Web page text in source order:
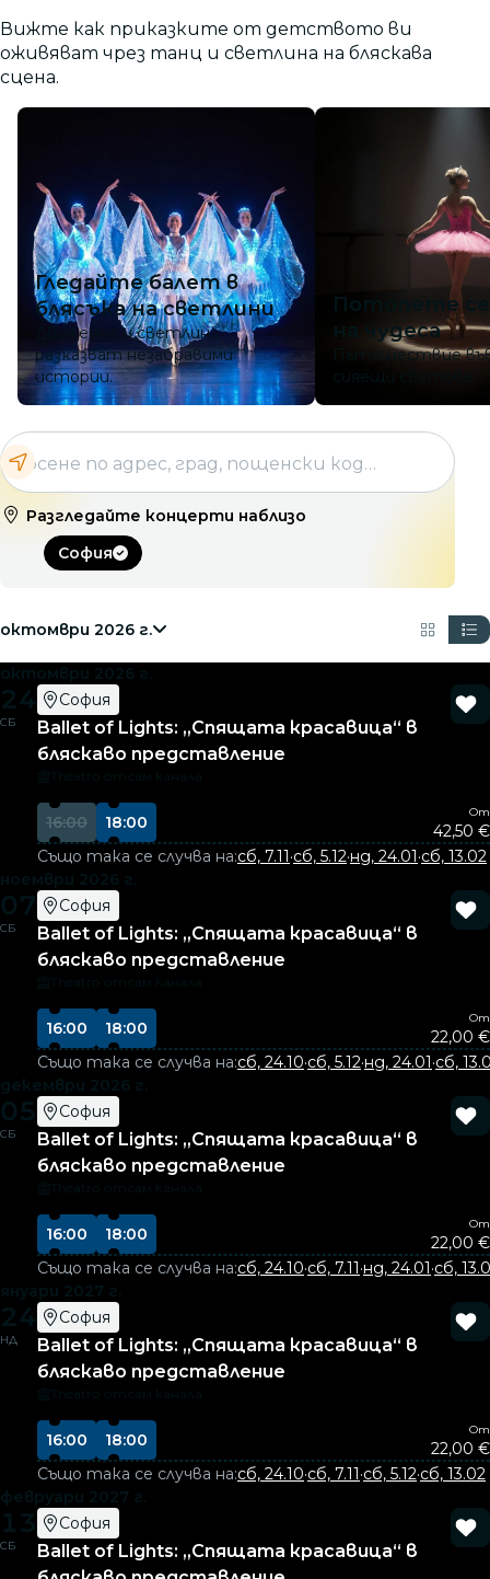
Вижте как приказките от детството ви
оживяват чрез танц и светлина на бляскава
сцена.
Гледайте балет в
блясъка на светлини
Движение и светлина
разказват незабравими
истории.
Потопете
на чудеса
Пътешествие
сияещи светове.
Разгледайте концерти наблизо
София
октомври 2026 г.
октомври 2026 г.
24
СБ
София
Ballet of Lights: „Спящата красавица“ в
бляскаво представление
Théatro отсам канала
16:00 18:00
От
42,50 €
Също така се случва на:сб, 7.11 ·сб, 5.12·нд, 24.01 ·сб, 13.02
ноември 2026 г.
07
СБ
София
Ballet of Lights: „Спящата красавица“ в
бляскаво представление
Théatro отсам канала
16:00 18:00
От
22,00 €
Също така се случва на:сб, 24.10·сб, 5.12·нд, 24.01 ·сб,
декември 2026 г.
05
СБ
София
Ballet of Lights: „Спящата красавица“ в
бляскаво представление
Théatro отсам канала
16:00 18:00
От
22,00 €
Също така се случва на:сб, 24.10·сб, 7.11 ·нд, 24.01 ·сб,
януари 2027 г.
24
НД
София
Ballet of Lights: „Спящата красавица“ в
бляскаво представление
Théatro отсам канала
16:00 18:00
От
22,00 €
Също така се случва на:сб, 24.10·сб, 7.11 ·сб, 5.12·сб, 13.02
февруари 2027 г.
13
СБ
София
Ballet of Lights: „Спящата красавица“ в